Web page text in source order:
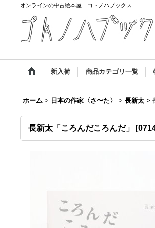
オンラインの中古絵本屋 コトノハブックス
新入荷 商品カテゴリ一覧
ホーム > 日本の作家〈さ〜た〉 > 長新太 >
長新太「ころんだころんだ」 [